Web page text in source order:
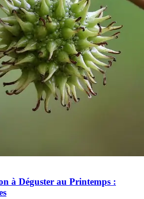
à Déguster au Printemps :